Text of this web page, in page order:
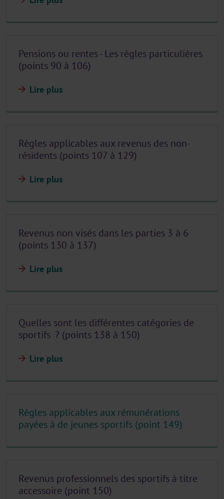
Pensions ou rentes - Les règles particulières
(points 90 à 106)
Lire plus
Règles applicables aux revenus des non-
résidents (points 107 à 129)
Lire plus
Revenus non visés dans les parties 3 à 6
(points 130 à 137)
Lire plus
Quelles sont les différentes catégories de
sportifs ? (points 138 à 150)
Lire plus
Règles applicables aux rémunérations
payées à de jeunes sportifs (point 149)
Revenus professionnels des sportifs à titre
accessoire (point 150)